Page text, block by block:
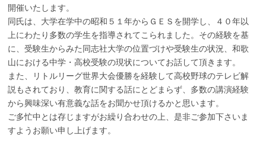
開催いたします。
同氏は、大学在学中の昭和５１年からＧＥＳを開学し、４０年以
上にわたり多数の学生を指導されてこられました。その経験を基
に、受験生からみた同志社大学の位置づけや受験生の状況、和歌
山における中学・高校受験の現状についてお話して頂きます。
また、リトルリーグ世界大会優勝を経験して高校野球のテレビ解
説もされており、教育に関する話にとどまらず、多数の講演経験
から興味深い有意義な話をお聞かせ頂けるかと思います。
ご多忙中とは存じますがお繰り合わせの上、是非ご参加下さいま
すようお願い申し上げます。